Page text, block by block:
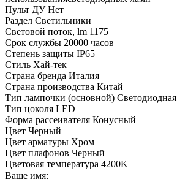
Пульт ДУ Нет
Раздел Светильники
Световой поток, lm 1175
Срок службы 20000 часов
Степень защиты IP65
Стиль Хай-тек
Страна бренда Италия
Страна производства Китай
Тип лампочки (основной) Светодиодная
Тип цоколя LED
Форма рассеивателя Конусный
Цвет Черный
Цвет арматуры Хром
Цвет плафонов Черный
Цветовая температура 4200K
Ваше имя: